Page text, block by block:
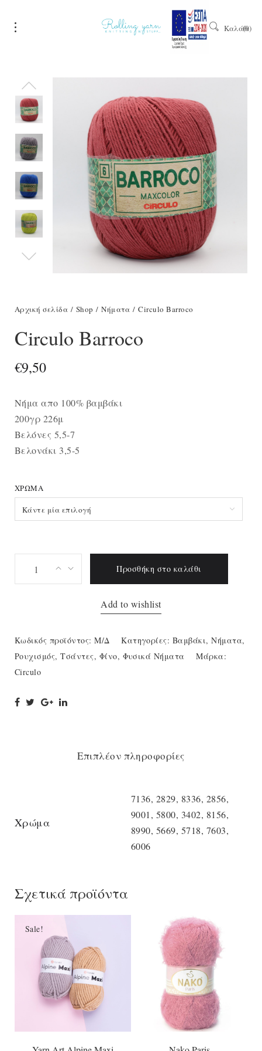
Καλάθι
0
Αρχική σελίδα / Shop /Νήματα / Circulo Barroco
Circulo Barroco
€9,50
Νήμα απο 100% βαμβάκι
200γρ 226μ
Βελόνες 5,5-7
Βελονάκι 3,5-5
ΧΡΏΜΑ
Κάντε μία επιλογή
Προσθήκη στο καλάθι
Add to wishlist
Κωδικός προϊόντος:Μ/Δ Κατηγορίες: Βαμβάκι,Νήματα,
Ρουχισμός,Τσάντες, Φίνο, Φυσικά Νήματα
Μάρκα:
Circulo
Επιπλέον πληροφορίες
Χρώμα
7136, 2829, 8336, 2856,
9001, 5800, 3402, 8156,
8990, 5669, 5718, 7603,
6006
Σχετικά προϊόντα
Sale!